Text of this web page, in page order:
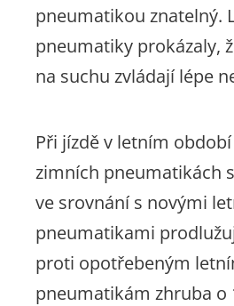
pneumatikou znatelný.
pneumatiky prokázaly,
na suchu zvládají lépe
Při jízdě v letním
zimních pneumatikách
ve srovnání s novými
pneumatikami
proti opotřebeným
pneumatikám zhruba o